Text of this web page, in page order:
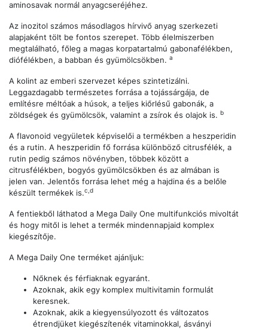
aminosavak normál anyagcseréjéhez.
Az inozitol számos másodlagos hírvivő anyag szerkezeti
alapjaként tölt be fontos szerepet. Több élelmiszerben
megtalálható, főleg a magas korpatartalmú gabonafélékben,
diófélékben, a babban és gyümölcsökben. a
A kolint az emberi szervezet képes szintetizálni.
Leggazdagabb természetes forrása a tojássárgája, de
említésre méltóak a húsok, a teljes kiőrlésű gabonák, a
zöldségek és gyümölcsök, valamint a zsírok és olajok is. b
A flavonoid vegyületek képviselői a termékben a heszperidin
és a rutin. A heszperidin fő forrása különböző citrusfélék, a
rutin pedig számos növényben, többek között a
citrusfélékben, bogyós gyümölcsökben és az almában is
jelen van. Jelentős forrása lehet még a hajdina és a belőle
készült termékek is.c,d
A fentiekből láthatod a Mega Daily One multifunkciós mivoltát
és hogy mitől is lehet a termék mindennapjaid komplex
kiegészítője.
A Mega Daily One terméket ajánljuk:
Nőknek és férfiaknak egyaránt.
Azoknak, akik egy komplex multivitamin formulát
keresnek.
Azoknak, akik a kiegyensúlyozott és változatos
étrendjüket kiegészítenék vitaminokkal, ásványi